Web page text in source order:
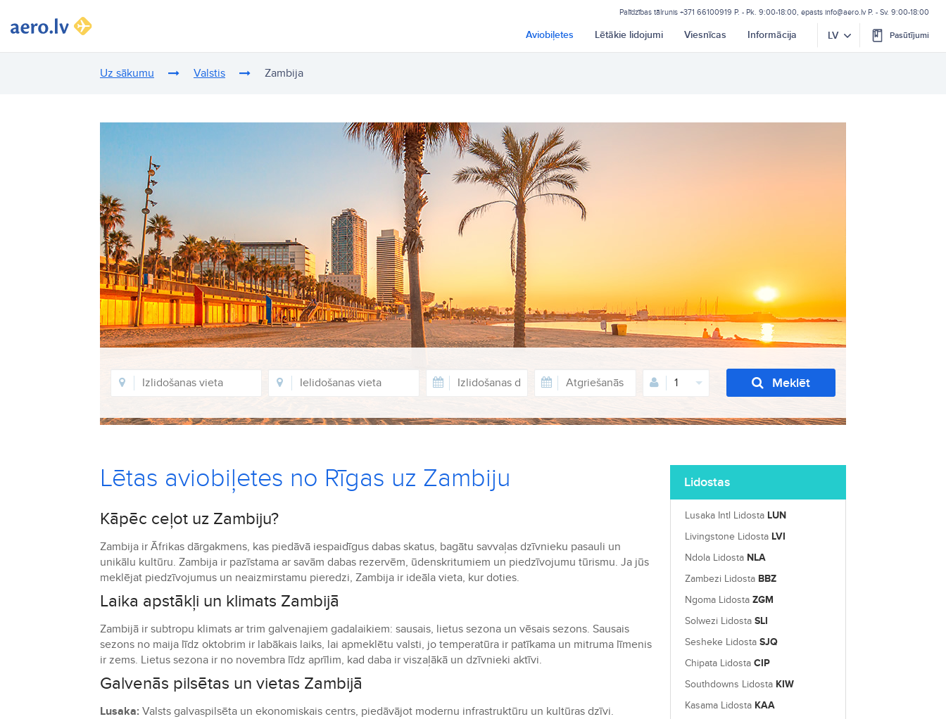
Palīdzības tālrunis +371 66100919 P. - Pk. 9:00-18:00, epasts info@aero.lv P. - Sv. 9:00-18:00
Aviobiļetes Lētākie lidojumi Viesnīcas Informācija LV Pasūtījumi
Uz sākumu Valstis Zambija
1 Meklēt
Lētas aviobiļetes no Rīgas uz Zambiju
Kāpēc ceļot uz Zambiju?
Zambija ir Āfrikas dārgakmens, kas piedāvā iespaidīgus dabas skatus, bagātu savvaļas dzīvnieku pasauli un
unikālu kultūru. Zambija ir pazīstama ar savām dabas rezervēm, ūdenskritumiem un piedzīvojumu tūrismu. Ja jūs
meklējat piedzīvojumus un neaizmirstamu pieredzi, Zambija ir ideāla vieta, kur doties.
Laika apstākļi un klimats Zambijā
Zambijā ir subtropu klimats ar trim galvenajiem gadalaikiem: sausais, lietus sezona un vēsais sezons. Sausais
sezons no maija līdz oktobrim ir labākais laiks, lai apmeklētu valsti, jo temperatūra ir patīkama un mitruma līmenis
ir zems. Lietus sezona ir no novembra līdz aprīlim, kad daba ir viszaļākā un dzīvnieki aktīvi.
Galvenās pilsētas un vietas Zambijā
Lusaka: Valsts galvaspilsēta un ekonomiskais centrs, piedāvājot modernu infrastruktūru un kultūras dzīvi.
Lidostas
Lusaka Intl Lidosta LUN
Livingstone Lidosta LVI
Ndola Lidosta NLA
Zambezi Lidosta BBZ
Ngoma Lidosta ZGM
Solwezi Lidosta SLI
Sesheke Lidosta SJQ
Chipata Lidosta CIP
Southdowns Lidosta KIW
Kasama Lidosta KAA